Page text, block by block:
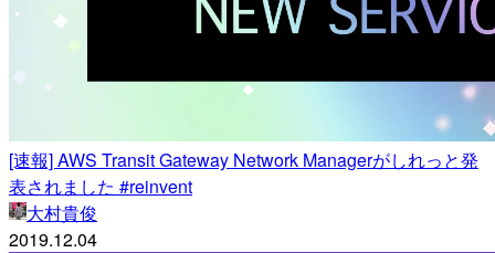
[速報] AWS Transit Gateway Network Managerがしれっと発
表されました #reinvent
大村貴俊
2019.12.04